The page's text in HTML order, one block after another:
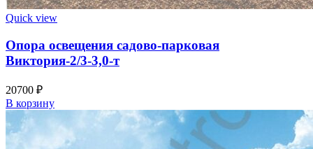
Quick view
Опора освещения садово-парковая
Виктория-2/3-3,0-т
20700 ₽
В корзину